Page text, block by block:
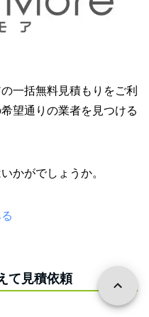
一括無料見積もりをご利
望通りの業者を見つける
かがでしょうか。
て見積依頼